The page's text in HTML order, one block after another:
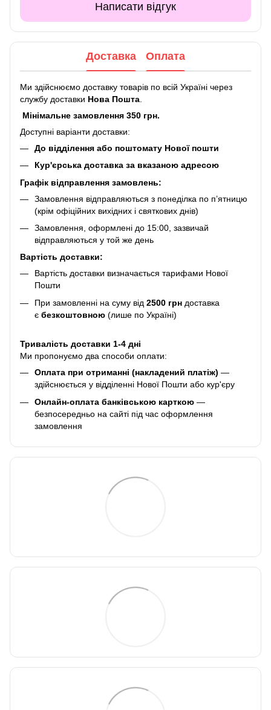
Написати відгук
Доставка Оплата
Ми здійснюємо доставку товарів по всій Україні через
службу доставки Нова Пошта
Мінімальне замовлення 350 грн.
Доступні варіанти доставки:
До відділення або поштомату Нової пошти
Кур'єрська доставка за вказаною адресою
Графік відправлення замовлень:
Замовлення відправляються з понеділка по п’ятницю
(крім офіційних вихідних і святкових днів)
Замовлення, оформлені до 15:00, зазвичай
відправляються у той же день
Вартість доставки:
Вартість доставки визначається тарифами Нової
Пошти
При замовленні на суму від 2500 грн доставка
є безкоштовною (лише по Україні)
Тривалість доставки 1-4 дні
Ми пропонуємо два способи оплати:
Оплата при отриманні (накладений платіж) —
здійснюється у відділенні Нової Пошти або кур'єру
Онлайн-оплата банківською карткою —
безпосередньо на сайті під час оформлення
замовлення